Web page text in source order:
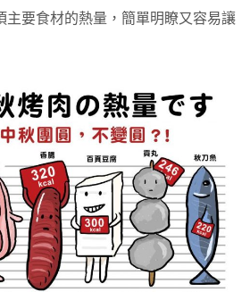
主要食材的熱量，簡單明瞭又容易讓